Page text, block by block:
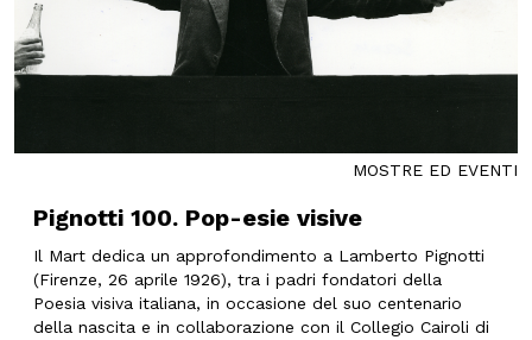
MOSTRE ED EVENTI
Pignotti 100. Pop-esie visive
Il Mart dedica un approfondimento a Lamberto Pignotti
(Firenze, 26 aprile 1926), tra i padri fondatori della
Poesia visiva italiana, in occasione del suo centenario
della nascita e in collaborazione con il Collegio Cairoli di